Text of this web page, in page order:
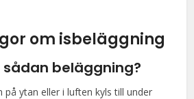
om isbeläggning
sådan beläggning?
på ytan eller i luften kyls till under